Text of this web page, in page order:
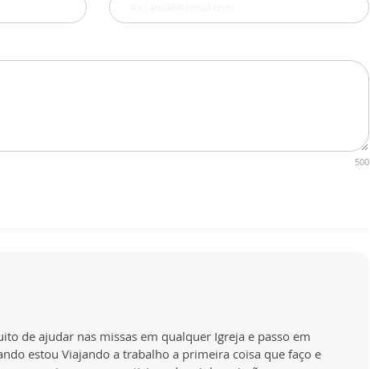
500
de ajudar nas missas em qualquer Igreja e passo em
estou Viajando a trabalho a primeira coisa que faço e